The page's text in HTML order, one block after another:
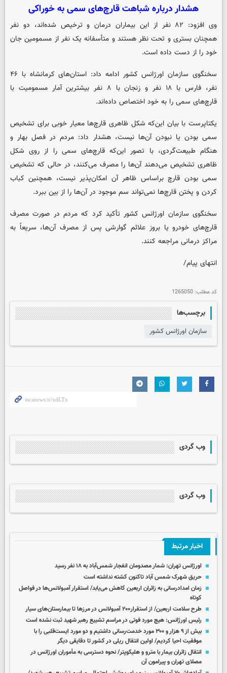
هشدار درباره شباهت قارچ‌های سمی به خوراکی
وی افزود: ۸۲ نفر از این بیماران درمان و ترخیص شده‌اند، دو نفر
همچنان بستری و تحت نظر هستند و متأسفانه یک نفر از مسمومین جان
خود را از دست داده است.
سخنگوی سازمان اورژانس کشور ادامه داد: استان‌های کرمانشاه با ۴۶
نفر، فارس با ۱۸ نفر و زنجان با ۸ نفر بیشترین آمار مسمومیت با
قارچ‌های سمی را به خود اختصاص داده‌اند.
یکتاپرست با بیان این‌که شکل ظاهری قارچ‌ها معیار خوبی برای تشخیص
سمی بودن یا نبودن آن‌ها نیست، هشدار داد: مردم در فصل بهار و
هنگام طبیعت‌گردی، با تصور این‌که قارچ‌های سمی را از روی شکل
ظاهری تشخیص می‌دهند آن‌ها را مصرف می‌کنند، در حالی که تشخیص
سمی بودن قارچ براساس ظاهر آن امکان‌پذیر نیست، همچنین کباب
کردن و پختن قارچ‌ها نمی‌تواند سم موجود در آن‌ها را از بین ببرد.
سخنگوی سازمان اورژانس کشور تأکید کرد که مردم در صورت مصرف
قارچ‌های خودرو یا بروز علائم گوارشی پس از مصرف آن‌ها، سریعاً به
مراکز درمانی مراجعه کنند.
انتهای پیام/
کد مطلب: 1265050
برچسب‌ها
سازمان اورژانس کشور
وب گردی
وب گردی
اخبار مرتبط
اورژانس تهران: شمار مصدومان انفجار شمس‌آباد به ۱۸ نفر رسید
حریق شهرک شمس آباد تاکنون کشته نداشته است
زمان امدادرسانی به زائران اربعین کاهش می‌یابد/ استقرار آمبولانس‌ها در فواصل
کوتاه
طرح سلامت اربعین/ از استقرار۲۰۰ آمبولانس در مرزها تا بیمارستان‌های سیار
رئیس اورژانس: هیچ مورد فوتی در مراسم تشییع رهبر شهید ثبت نشده است
بیش از ۹ هزار و ۳۰۰ مورد خدمت‌رسانی داشتیم و دو مورد ایست‌قلبی را با
موفقیت احیا کردیم/ اولین انتقال ریلی در کشور تا دقایقی دیگر
انتقال زائران بیمار با مترو و هلیکوپتر/ نحوه دسترسی به مأموران اورژانس در
مصلای تهران و پیرامون آن